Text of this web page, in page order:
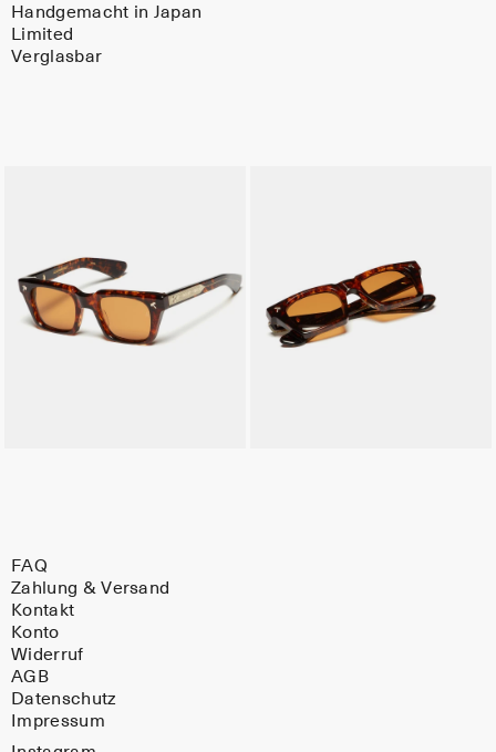
Handgemacht in Japan
Limited
Verglasbar
FAQ
Zahlung & Versand
Kontakt
Konto
Widerruf
AGB
Datenschutz
Impressum